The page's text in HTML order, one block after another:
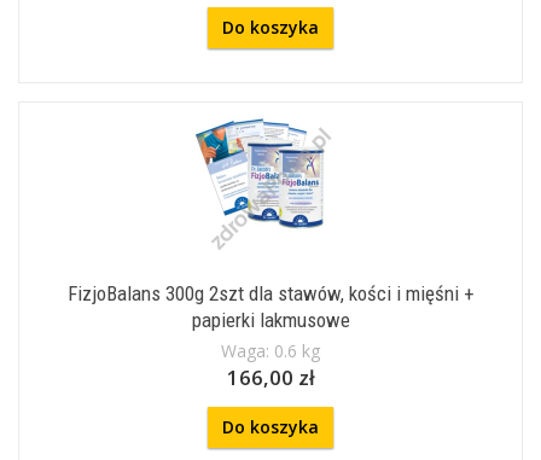
Do koszyka
FizjoBalans 300g 2szt dla stawów, kości i mięśni +
papierki lakmusowe
Waga: 0.6 kg
166,00 zł
Do koszyka